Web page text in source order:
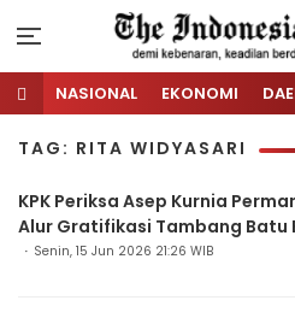
NASIONAL EKONOMI
TAG: RITA WIDYASARI
KPK Periksa Asep Kurnia
Alur Gratifikasi Tambang Batu
Senin, 15 Jun 2026 21:26 WIB